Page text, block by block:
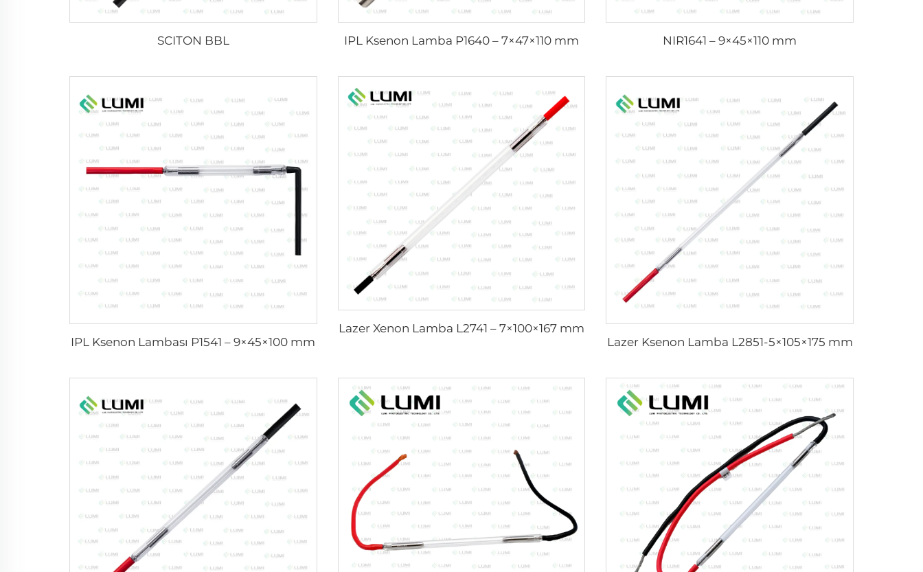
SCITON BBL IPL Ksenon Lamba P1640 – 7×47×110 mm NIR1641 – 9×45×110 mm
IPL Ksenon Lambası P1541 – 9×45×100 mm
Lazer Xenon Lamba L2741 – 7×100×167 mm
Lazer Ksenon Lamba L2851-5×105×175 mm